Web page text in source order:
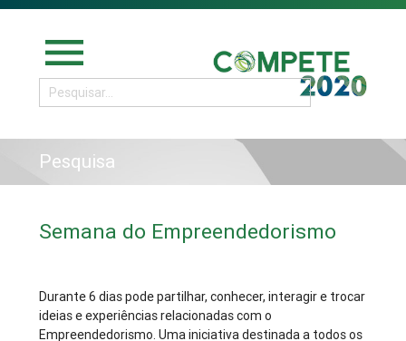
menu
Pesquisa
Semana do Empreendedorismo
Durante 6 dias pode partilhar, conhecer, interagir e trocar
ideias e experiências relacionadas com o
Empreendedorismo. Uma iniciativa destinada a todos os